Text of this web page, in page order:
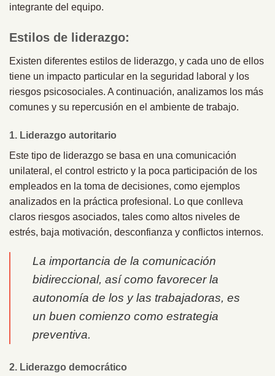
integrante del equipo.
Estilos de liderazgo:
Existen diferentes estilos de liderazgo, y cada uno de ellos
tiene un impacto particular en la seguridad laboral y los
riesgos psicosociales. A continuación, analizamos los más
comunes y su repercusión en el ambiente de trabajo.
1. Liderazgo autoritario
Este tipo de liderazgo se basa en una comunicación
unilateral, el control estricto y la poca participación de los
empleados en la toma de decisiones, como ejemplos
analizados en la práctica profesional. Lo que conlleva
claros riesgos asociados, tales como altos niveles de
estrés, baja motivación, desconfianza y conflictos internos.
La importancia de la comunicación
bidireccional, así como favorecer la
autonomía de los y las trabajadoras, es
un buen comienzo como estrategia
preventiva.
2. Liderazgo democrático